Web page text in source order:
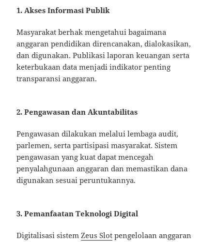
1. Akses Informasi Publik
Masyarakat berhak mengetahui bagaimana
anggaran pendidikan direncanakan, dialokasikan,
dan digunakan. Publikasi laporan keuangan serta
keterbukaan data menjadi indikator penting
transparansi anggaran.
2. Pengawasan dan Akuntabilitas
Pengawasan dilakukan melalui lembaga audit,
parlemen, serta partisipasi masyarakat. Sistem
pengawasan yang kuat dapat mencegah
penyalahgunaan anggaran dan memastikan dana
digunakan sesuai peruntukannya.
3. Pemanfaatan Teknologi Digital
Digitalisasi sistemZeus Slot pengelolaan anggaran